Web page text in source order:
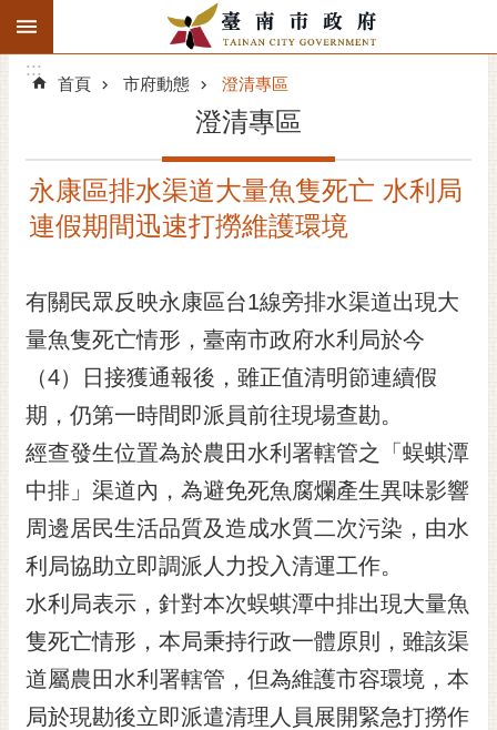
跳到主要內容區塊
搜
階
精彩府城
市府團隊
主題服務
市政資訊
市民互動
黃
偉
哲
螢
光
花
:::
:::
首頁 市府動態 澄清專區
澄清專區
永康區排水渠道大量魚隻死亡 水利局
連假期間迅速打撈維護環境
有關民眾反映永康區台1線旁排水渠道出現大
量魚隻死亡情形，臺南市政府水利局於今
（4）日接獲通報後，雖正值清明節連續假
期，仍第一時間即派員前往現場查勘。
經查發生位置為於農田水利署轄管之「蜈蜞潭
中排」渠道內，為避免死魚腐爛產生異味影響
周邊居民生活品質及造成水質二次污染，由水
利局協助立即調派人力投入清運工作。
水利局表示，針對本次蜈蜞潭中排出現大量魚
隻死亡情形，本局秉持行政一體原則，雖該渠
道屬農田水利署轄管，但為維護市容環境，本
局於現勘後立即派遣清理人員展開緊急打撈作